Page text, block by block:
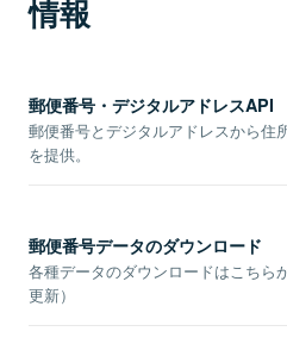
情報
郵便番号・デジタルアドレスAPI
郵便番号とデジタルアドレスから住
を提供。
郵便番号データのダウンロード
各種データのダウンロードはこちら
更新）